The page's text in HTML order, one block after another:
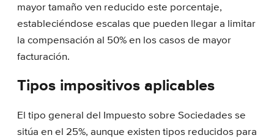
mayor tamaño ven reducido este porcentaje,
estableciéndose escalas que pueden llegar a limitar
la compensación al 50% en los casos de mayor
facturación.
Tipos impositivos aplicables
El tipo general del Impuesto sobre Sociedades se
sitúa en el 25%, aunque existen tipos reducidos para